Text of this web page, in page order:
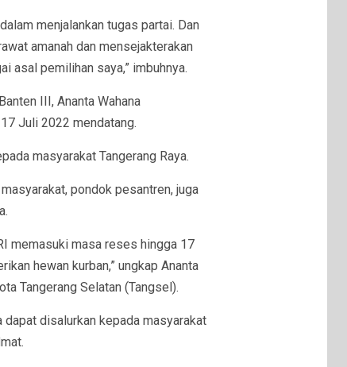
menjalankan tugas partai. Dan
amanah dan mensejakterakan
asal pemilihan saya,” imbuhnya.
III, Ananta Wahana
Juli 2022 mendatang.
masyarakat Tangerang Raya.
pondok pesantren, juga
memasuki masa reses hingga 17
hewan kurban,” ungkap Ananta
Tangerang Selatan (Tangsel).
dapat disalurkan kepada masyarakat